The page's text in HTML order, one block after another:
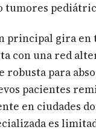
tumores
principal gira en
con una red
robusta para
pacientes
en ciudades
es